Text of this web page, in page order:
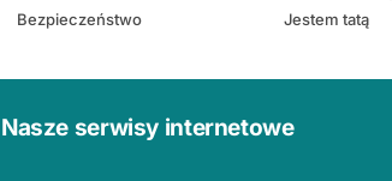
Bezpieczeństwo
Jestem tatą
Nasze serwisy internetowe